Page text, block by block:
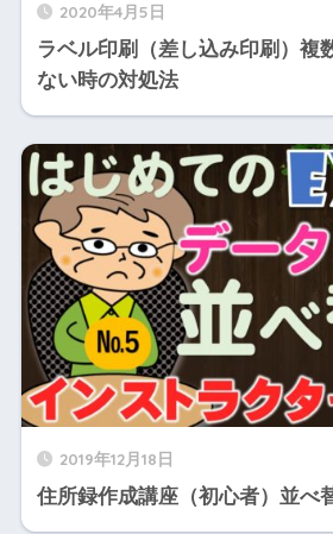
2020年4月5日
ラベル印刷（差し込み印刷）複
ない時の対処法
2019年12月18日
住所録作成講座（初心者）並べ